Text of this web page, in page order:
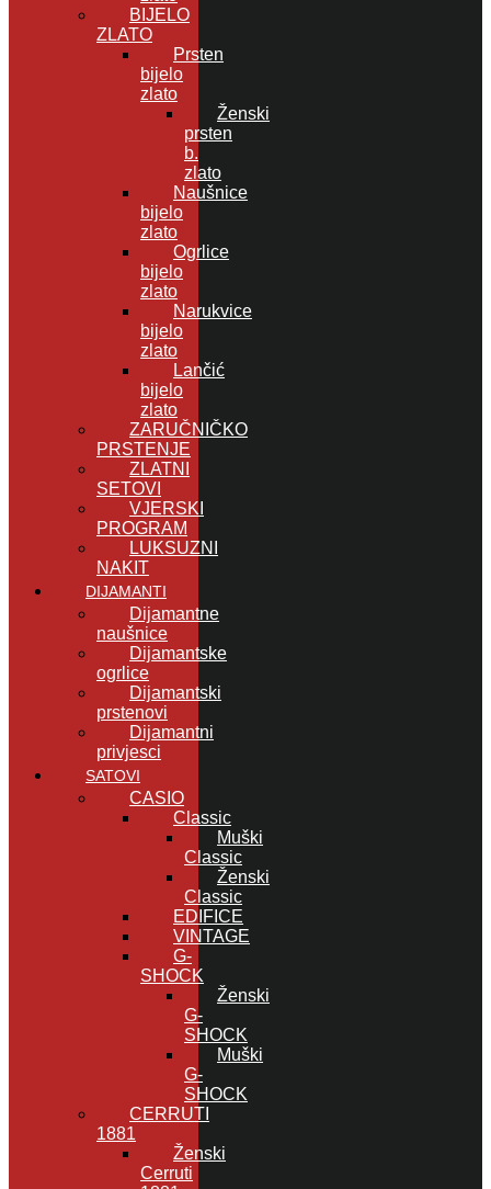
BIJELO
ZLATO
Prsten
bijelo
zlato
Ženski
prsten
b.
zlato
Naušnice
bijelo
zlato
Ogrlice
bijelo
zlato
Narukvice
bijelo
zlato
Lančić
bijelo
zlato
ZARUČNIČKO
PRSTENJE
ZLATNI
SETOVI
VJERSKI
PROGRAM
LUKSUZNI
NAKIT
DIJAMANTI
Dijamantne
naušnice
Dijamantske
ogrlice
Dijamantski
prstenovi
Dijamantni
privjesci
SATOVI
CASIO
Classic
Muški
Classic
Ženski
Classic
EDIFICE
VINTAGE
G-
SHOCK
Ženski
G-
SHOCK
Muški
G-
SHOCK
CERRUTI
1881
Ženski
Cerruti